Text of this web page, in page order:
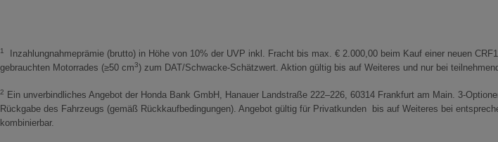
1
Inzahlungnahmeprämie (brutto) in Höhe von 10% der UVP inkl. Fracht bis max. € 2.000,00 beim Kauf einer neuen
gebrauchten Motorrades (≥50 cm3) zum DAT/Schwacke-Schätzwert. Aktion gültig bis auf Weiteres und nur bei
2
Ein unverbindliches Angebot der Honda Bank GmbH, Hanauer Landstraße 222–226, 60314 Frankfurt am Main. 3-
Rückgabe des Fahrzeugs (gemäß Rückkaufbedingungen). Angebot gültig für Privatkunden bis auf Weiteres bei
kombinierbar.